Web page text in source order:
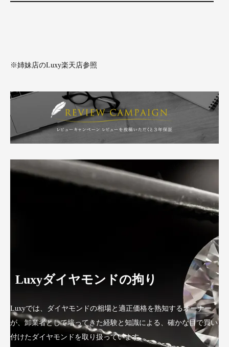
※姉妹店のLuxy楽天店参照
Luxyダイヤモンドの拘り
Luxyでは、ダイヤモンドの相場と適正価格を熟知するオーナー
が、卸業者として培ってきた経験と知識による、確かな目で買い
付けたダイヤモンドを取り扱っています。